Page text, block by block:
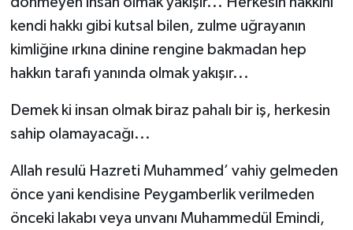
kendi hakkı gibi kutsal bilen, zulme uğrayanın
kimliğine ırkına dinine rengine bakmadan hep
hakkın tarafı yanında olmak yakışır...
Demek ki insan olmak biraz pahalı bir iş, herkesin
sahip olamayacağı...
Allah resulü Hazreti Muhammed’ vahiy gelmeden
önce yani kendisine Peygamberlik verilmeden
önceki lakabı veya unvanı Muhammedül Emindi,